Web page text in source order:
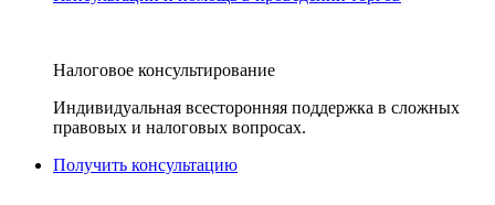
Налоговое консультирование
Индивидуальная всесторонняя поддержка в сложных
правовых и налоговых вопросах.
Получить консультацию